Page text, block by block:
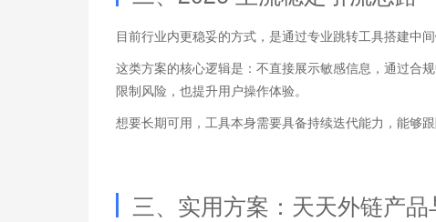
目前行业内更稳妥的方式，是通过专业跳转工具搭建中
这类方案的核心逻辑是：不直接展示敏感信息，通过合
限制风险，也提升用户操作体验。
想要长期可用，工具本身需要具备持续迭代能力，能够
三、实用方案：天天外链产